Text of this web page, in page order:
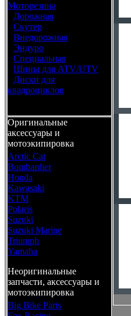
Моторезина
Дорожная
Скутер
Внедорожная
Эндуро
Специальная
Шины для ATV/UTV
Диски для
квадроциклов
Оригинальные
аксессуары и
мотоэкипировка
Arctic Cat
Bombardier
Honda
Kawasaki
KTM
Polaris
Suzuki
Suzuki Marine
Triumph
Yamaha
Неоригинальные
запчасти, аксессуары и
мотоэкипировка
Big Bike Parts